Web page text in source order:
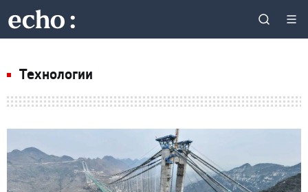
Технологии